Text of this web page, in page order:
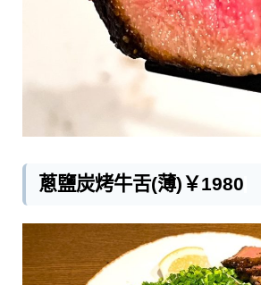
蔥鹽炭烤牛舌(薄)￥1980